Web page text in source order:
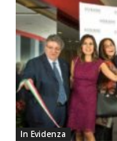
In Evidenza